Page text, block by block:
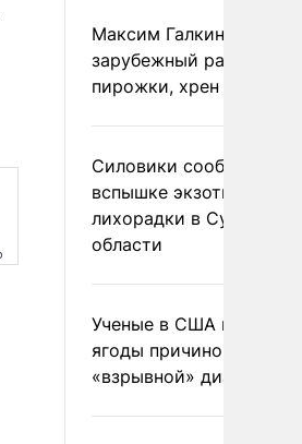
Максим Галкин
зарубежный райдер
пирожки, хрен и морс
Силовики сообщили о
вспышке экзотической
лихорадки в Сумской
области
Ученые в США назвали
ягоды причиной
«взрывной» диареи